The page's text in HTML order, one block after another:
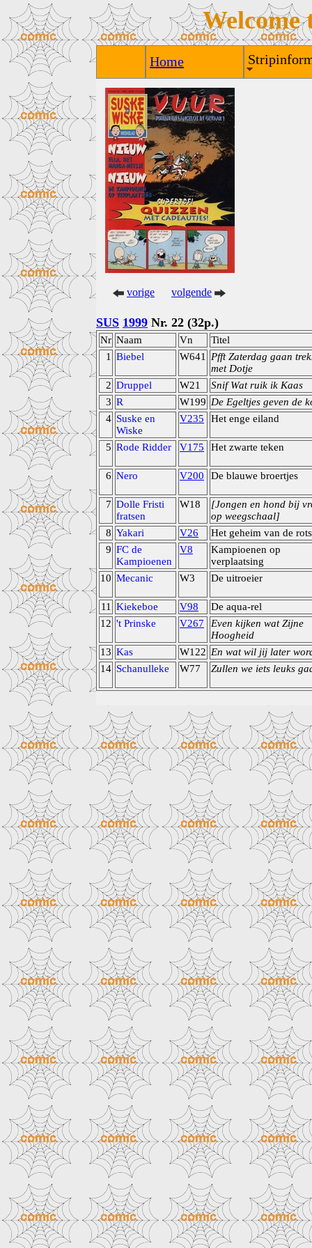
Welcome
Home
vorige volgende
SUS 1999 Nr. 22 (32p.)
Nr Naam Vn
Titel
1
Biebel W641
Pfft Zaterdag gaan
met Dotje
2 Druppel W21
Snif Wat ruik ik Kaas
3 R W199 De Egeltjes geven de
4 Suske en
Wiske
V235 Het enge eiland
5 Rode Ridder V175 Het zwarte teken
6 Nero V200 De blauwe broertjes
7 Dolle Fristi
fratsen
W18
[Jongen en hond bij
op weegschaal]
8 Yakari V26
Het geheim van de rots
9 FC de
Kampioenen
V8
Kampioenen op
verplaatsing
10 Mecanic W3 De uitroeier
11 Kiekeboe V98
De aqua-rel
12 't Prinske V267
Even kijken wat Zijne
Hoogheid
13 Kas W122 En wat wil jij later
14 Schanulleke W77 Zullen we iets leuks